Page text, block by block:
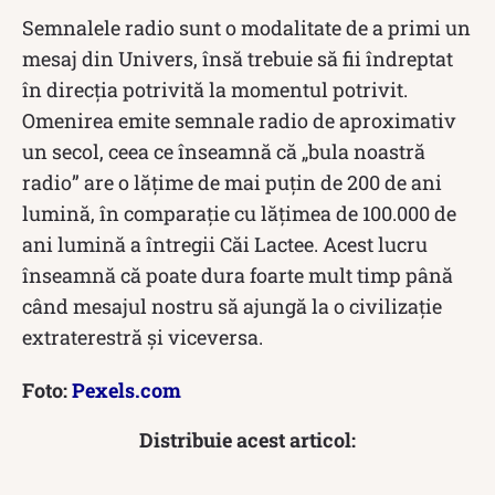
Semnalele radio sunt o modalitate de a primi un
mesaj din Univers, însă trebuie să fii îndreptat
în direcția potrivită la momentul potrivit.
Omenirea emite semnale radio de aproximativ
un secol, ceea ce înseamnă că „bula noastră
radio” are o lățime de mai puțin de 200 de ani
lumină, în comparație cu lățimea de 100.000 de
ani lumină a întregii Căi Lactee. Acest lucru
înseamnă că poate dura foarte mult timp până
când mesajul nostru să ajungă la o civilizație
extraterestră și viceversa.
Foto:Pexels.com
Distribuie acest articol: